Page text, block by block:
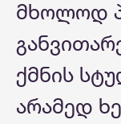
მხოლოდ
ქმნის
არამედ